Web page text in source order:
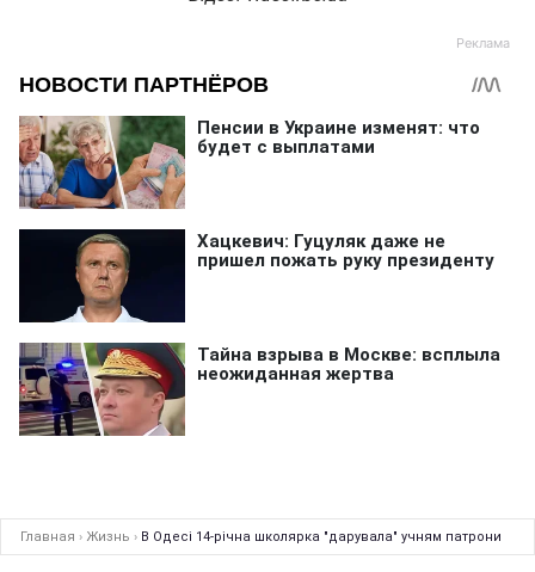
Главная › Жизнь › В Одесі 14-річна школярка "дарувала" учням патрони